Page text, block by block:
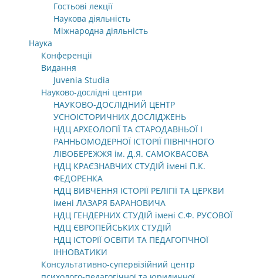
Гостьові лекції
Наукова діяльність
Міжнародна діяльність
Наука
Конференції
Видання
Juvenia Studia
Науково-дослідні центри
НАУКОВО-ДОСЛІДНИЙ ЦЕНТР
УСНОІСТОРИЧНИХ ДОСЛІДЖЕНЬ
НДЦ АРХЕОЛОГІЇ ТА СТАРОДАВНЬОЇ І
РАННЬОМОДЕРНОЇ ІСТОРІЇ ПІВНІЧНОГО
ЛІВОБЕРЕЖЖЯ ім. Д.Я. САМОКВАСОВА
НДЦ КРАЄЗНАВЧИХ СТУДІЙ імені П.К.
ФЕДОРЕНКА
НДЦ ВИВЧЕННЯ ІСТОРІЇ РЕЛІГІЇ ТА ЦЕРКВИ
імені ЛАЗАРЯ БАРАНОВИЧА
НДЦ ГЕНДЕРНИХ СТУДІЙ імені С.Ф. РУСОВОЇ
НДЦ ЄВРОПЕЙСЬКИХ СТУДІЙ
НДЦ ІСТОРІЇ ОСВІТИ ТА ПЕДАГОГІЧНОЇ
ІННОВАТИКИ
Консультативно-супервізійний центр